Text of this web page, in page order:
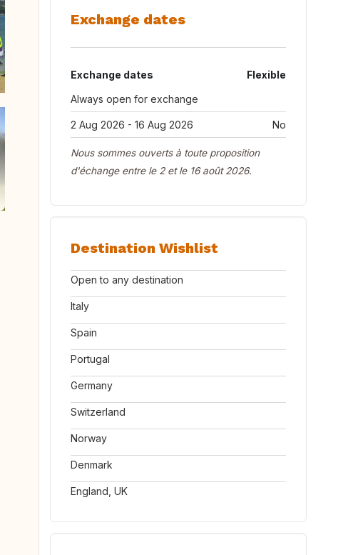
Exchange dates
Exchange dates
Flexible
Always open for exchange
2 Aug 2026 - 16 Aug 2026 No
Nous sommes ouverts à toute proposition
d'échange entre le 2 et le 16 août 2026.
Destination Wishlist
Open to any destination
Italy
Spain
Portugal
Germany
Switzerland
Norway
Denmark
England, UK